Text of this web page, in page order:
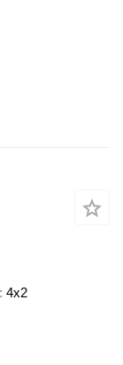
4x2